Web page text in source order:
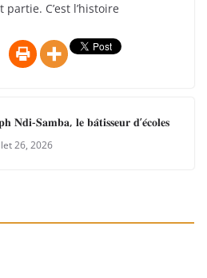
C’est l’histoire
𝐍𝐝𝐢-𝐒𝐚𝐦𝐛𝐚, 𝐥𝐞 𝐛𝐚̂𝐭𝐢𝐬𝐬𝐞𝐮𝐫 𝐝’𝐞́𝐜𝐨𝐥𝐞𝐬
26, 2026